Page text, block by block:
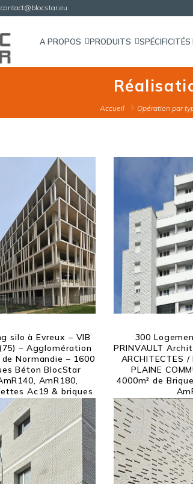
contact@blocstar.eu
A PROPOS PRODUITS
Accueil Opération par
silo à Evreux – VIB
– Agglomération
Normandie – 1600
Béton BlocStar
AmR180,
Ac19 & briques
sur ossature bois
(FOB)
300
PRINVAULT
ARCHITECTES /
PLAINE
4000m² de